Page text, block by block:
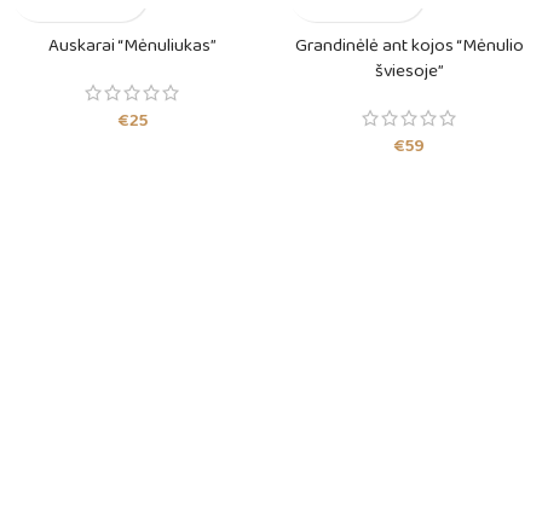
Auskarai “Mėnuliukas”
€25
Grandinėlė ant kojos “Mėnulio
šviesoje”
€59